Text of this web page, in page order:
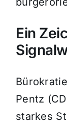
Ein
Pentz
starkes